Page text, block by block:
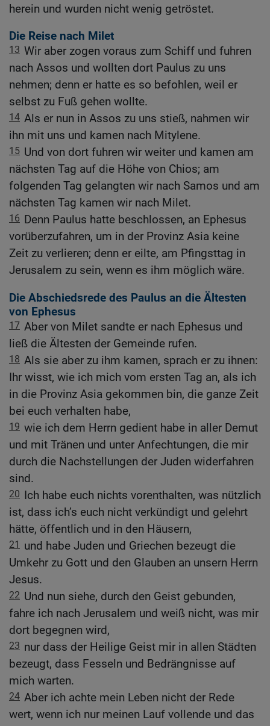
herein und wurden nicht wenig getröstet.
Die Reise nach Milet
13 Wir aber zogen voraus zum Schiff und fuhren
nach Assos und wollten dort Paulus zu uns
nehmen; denn er hatte es so befohlen, weil er
selbst zu Fuß gehen wollte.
14 Als er nun in Assos zu uns stieß, nahmen wir
ihn mit uns und kamen nach Mitylene.
15 Und von dort fuhren wir weiter und kamen am
nächsten Tag auf die Höhe von Chios; am
folgenden Tag gelangten wir nach Samos und am
nächsten Tag kamen wir nach Milet.
16 Denn Paulus hatte beschlossen, an Ephesus
vorüberzufahren, um in der Provinz Asia keine
Zeit zu verlieren; denn er eilte, am Pfingsttag in
Jerusalem zu sein, wenn es ihm möglich wäre.
Die Abschiedsrede des Paulus an die Ältesten
von Ephesus
17 Aber von Milet sandte er nach Ephesus und
ließ die Ältesten der Gemeinde rufen.
18 Als sie aber zu ihm kamen, sprach er zu ihnen:
Ihr wisst, wie ich mich vom ersten Tag an, als ich
in die Provinz Asia gekommen bin, die ganze Zeit
bei euch verhalten habe,
19 wie ich dem Herrn gedient habe in aller Demut
und mit Tränen und unter Anfechtungen, die mir
durch die Nachstellungen der Juden widerfahren
sind.
20 Ich habe euch nichts vorenthalten, was nützlich
ist, dass ich’s euch nicht verkündigt und gelehrt
hätte, öffentlich und in den Häusern,
21 und habe Juden und Griechen bezeugt die
Umkehr zu Gott und den Glauben an unsern Herrn
Jesus.
22 Und nun siehe, durch den Geist gebunden,
fahre ich nach Jerusalem und weiß nicht, was mir
dort begegnen wird,
23 nur dass der Heilige Geist mir in allen Städten
bezeugt, dass Fesseln und Bedrängnisse auf
mich warten.
24 Aber ich achte mein Leben nicht der Rede
wert, wenn ich nur meinen Lauf vollende und das